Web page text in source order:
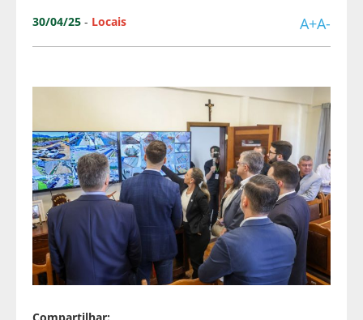
30/04/25 - Locais A+A-